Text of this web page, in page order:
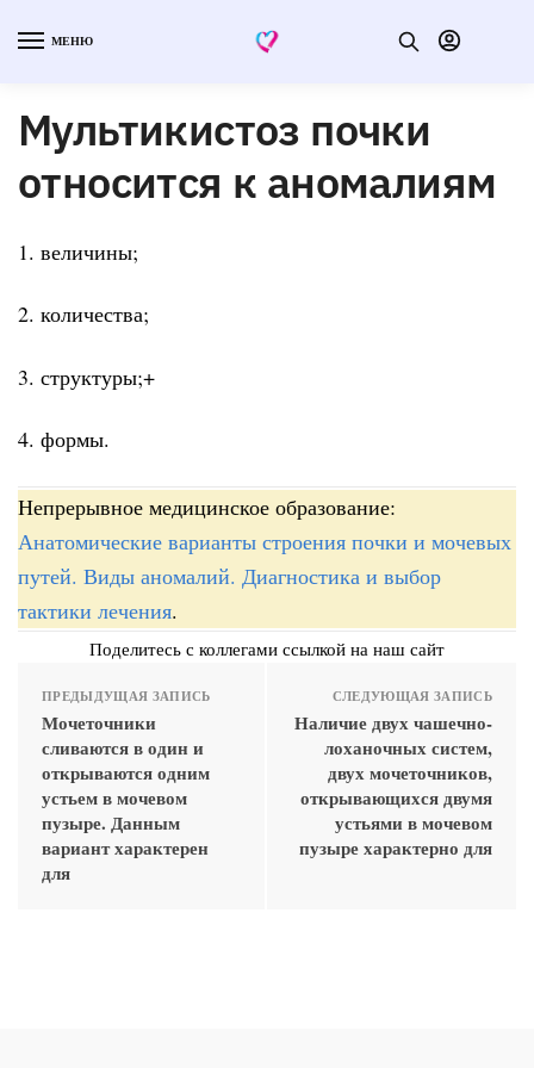
МЕНЮ
Мультикистоз почки
относится к аномалиям
1. величины;
2. количества;
3. структуры;+
4. формы.
Непрерывное медицинское образование:
Анатомические варианты строения почки и мочевых
путей. Виды аномалий. Диагностика и выбор
тактики лечения.
Поделитесь с коллегами ссылкой на наш сайт
ПРЕДЫДУЩАЯ ЗАПИСЬ
Мочеточники
сливаются в один и
открываются одним
устьем в мочевом
пузыре. Данным
вариант характерен
для
СЛЕДУЮЩАЯ ЗАПИСЬ
Наличие двух чашечно-
лоханочных систем,
двух мочеточников,
открывающихся двумя
устьями в мочевом
пузыре характерно для